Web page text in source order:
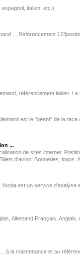
italien, etc.)
... Référencement
référencement italien. Le
est le "géant" de la
...
de sites internet.
d'avion. Sonneries, logos.
est un service d'analyse
Allemand Français, Anglais,
à la maintenance et au